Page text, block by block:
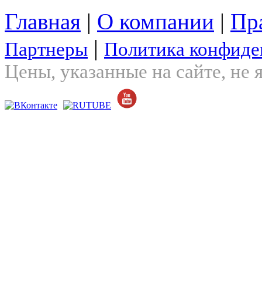
Главная | О компании |
Партнеры | Политика
Цены, указанные на сайте, не